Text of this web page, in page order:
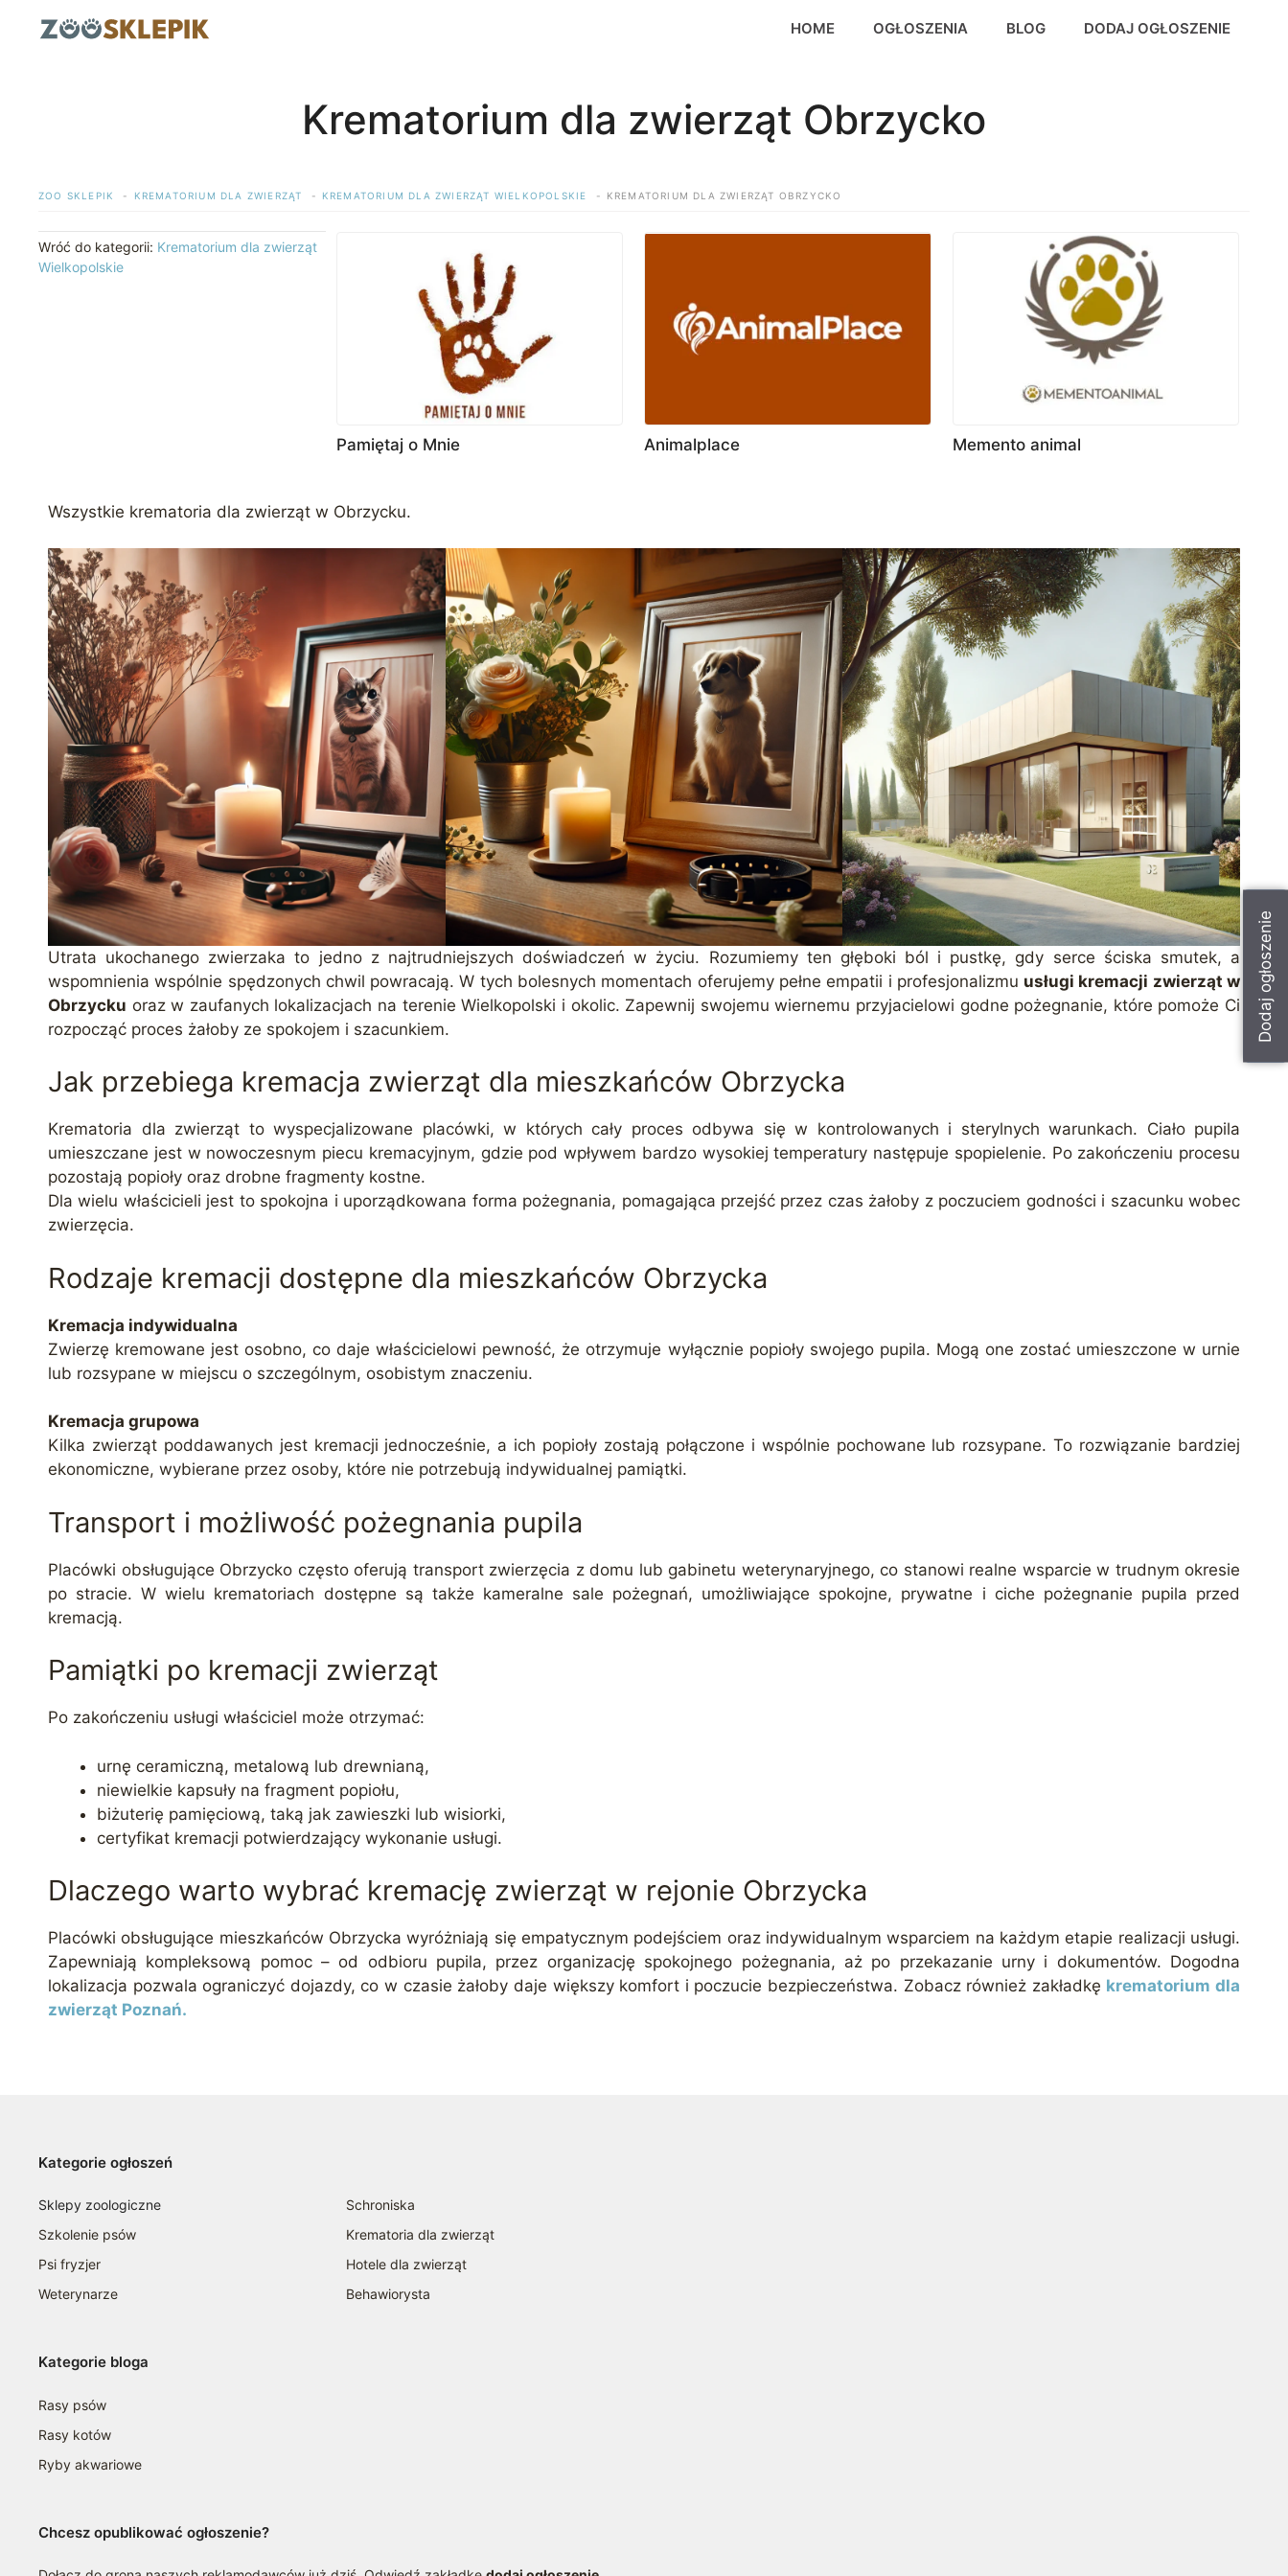
HOME OGŁOSZENIA BLOG DODAJ OGŁOSZENIE
Krematorium dla zwierząt Obrzycko
ZOO SKLEPIK KREMATORIUM DLA ZWIERZĄT KREMATORIUM DLA ZWIERZĄT WIELKOPOLSKIE KREMATORIUM DLA ZWIERZĄT OBRZYCKO
Wróć do kategorii: Krematorium dla zwierząt
Wielkopolskie
Pamiętaj o Mnie Animalplace Memento animal
Dodaj ogłoszenie
Wszystkie krematoria dla zwierząt w Obrzycku.
Utrata ukochanego zwierzaka to jedno z najtrudniejszych doświadczeń w życiu. Rozumiemy ten głęboki ból i pustkę, gdy serce ściska smutek, a
wspomnienia wspólnie spędzonych chwil powracają. W tych bolesnych momentach oferujemy pełne empatii i profesjonalizmu usługi kremacji zwierząt w
Obrzycku oraz w zaufanych lokalizacjach na terenie Wielkopolski i okolic. Zapewnij swojemu wiernemu przyjacielowi godne pożegnanie, które pomoże Ci
rozpocząć proces żałoby ze spokojem i szacunkiem.
Jak przebiega kremacja zwierząt dla mieszkańców Obrzycka
Krematoria dla zwierząt to wyspecjalizowane placówki, w których cały proces odbywa się w kontrolowanych i sterylnych warunkach. Ciało pupila
umieszczane jest w nowoczesnym piecu kremacyjnym, gdzie pod wpływem bardzo wysokiej temperatury następuje spopielenie. Po zakończeniu procesu
pozostają popioły oraz drobne fragmenty kostne.
Dla wielu właścicieli jest to spokojna i uporządkowana forma pożegnania, pomagająca przejść przez czas żałoby z poczuciem godności i szacunku wobec
zwierzęcia.
Rodzaje kremacji dostępne dla mieszkańców Obrzycka
Kremacja indywidualna
Zwierzę kremowane jest osobno, co daje właścicielowi pewność, że otrzymuje wyłącznie popioły swojego pupila. Mogą one zostać umieszczone w urnie
lub rozsypane w miejscu o szczególnym, osobistym znaczeniu.
Kremacja grupowa
Kilka zwierząt poddawanych jest kremacji jednocześnie, a ich popioły zostają połączone i wspólnie pochowane lub rozsypane. To rozwiązanie bardziej
ekonomiczne, wybierane przez osoby, które nie potrzebują indywidualnej pamiątki.
Transport i możliwość pożegnania pupila
Placówki obsługujące Obrzycko często oferują transport zwierzęcia z domu lub gabinetu weterynaryjnego, co stanowi realne wsparcie w trudnym okresie
po stracie. W wielu krematoriach dostępne są także kameralne sale pożegnań, umożliwiające spokojne, prywatne i ciche pożegnanie pupila przed
kremacją.
Pamiątki po kremacji zwierząt
Po zakończeniu usługi właściciel może otrzymać:
urnę ceramiczną, metalową lub drewnianą,
niewielkie kapsuły na fragment popiołu,
biżuterię pamięciową, taką jak zawieszki lub wisiorki,
certyfikat kremacji potwierdzający wykonanie usługi.
Dlaczego warto wybrać kremację zwierząt w rejonie Obrzycka
Placówki obsługujące mieszkańców Obrzycka wyróżniają się empatycznym podejściem oraz indywidualnym wsparciem na każdym etapie realizacji usługi.
Zapewniają kompleksową pomoc – od odbioru pupila, przez organizację spokojnego pożegnania, aż po przekazanie urny i dokumentów. Dogodna
lokalizacja pozwala ograniczyć dojazdy, co w czasie żałoby daje większy komfort i poczucie bezpieczeństwa. Zobacz również zakładkę krematorium dla
zwierząt Poznań.
Kategorie ogłoszeń
Sklepy zoologiczne
Szkolenie psów
Psi fryzjer
Weterynarze
Schroniska
Krematoria dla zwierząt
Hotele dla zwierząt
Behawiorysta
Kategorie bloga
Rasy psów
Rasy kotów
Ryby akwariowe
Chcesz opublikować ogłoszenie?